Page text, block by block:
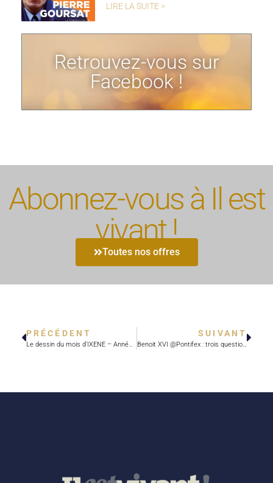
LIRE LA SUITE >
Retrouvez-vous sur
Facebook !
Abonnez-vous à Il est
vivant !
Toutes nos offres
PRÉCÉDENT
Le dessin du mois d’IXENE – Année de la foi : Tout-puissant ?
SUIVANT
Benoit XVI @Pontifex : trois questions, trois réponses… et un million et demi de followers.